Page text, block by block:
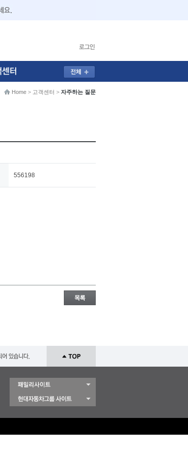
Home > 고객센터 > 자주하는 질문
556198